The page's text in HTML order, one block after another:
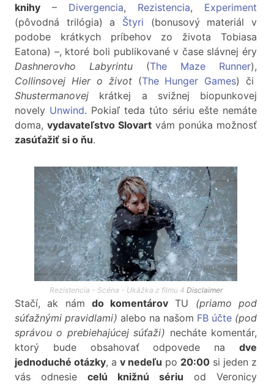
knihy – Divergencia, Rezistencia, Experiment
(pôvodná trilógia) a Štyri (bonusový materiál v
podobe krátkych príbehov zo života Tobiasa
Eatona) –, ktoré boli publikované v čase slávnej éry
Dashnerovho Labyrintu (The Maze Runner),
Collinsovej Hier o život(The Hunger Games) či
Shustermanovej krátkej a svižnej biopunkovej
novely Unwind. Pokiaľ teda túto sériu ešte nemáte
doma, vydavateľstvo Slovart vám ponúka možnosť
zasúťažiť si o ňu.
Rezistencia - Scéna - Ukážka z filmu 4 Disclaimer
Stačí, ak nám do komentárov TU (priamo pod
súťažnými pravidlami) alebo na našom FB účte (pod
správou o prebiehajúcej súťaži) necháte komentár,
ktorý bude obsahovať odpovede na dve
jednoduché otázky, a v nedeľu po 20:00 si jeden z
vás odnesie celú knižnú sériu od Veronicy